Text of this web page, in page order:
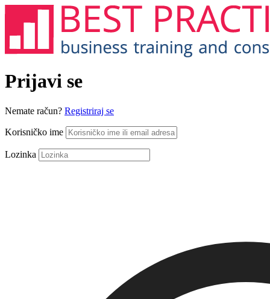
Prijavi se
Nemate račun? Registriraj se
Korisničko ime
Lozinka